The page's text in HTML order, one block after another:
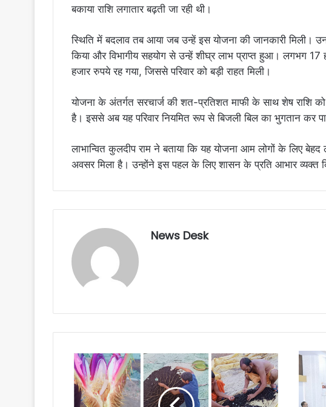
बकाया राशि लगातार बढ़ती जा रही थी।
स्थिति में बदलाव तब आया जब उन्हें इस योजना की जानकारी
किया और विभागीय सहयोग से उन्हें शीघ्र लाभ प्राप्त हुआ। लगभग
हजार रुपये रह गया, जिससे परिवार को बड़ी राहत मिली।
योजना के अंतर्गत सरचार्ज की शत-प्रतिशत माफी के साथ शेष राशि
है। इससे अब यह परिवार नियमित रूप से बिजली बिल का भुगतान कर पा
लाभान्वित कुलदीप राम ने बताया कि यह योजना आम लोगों के लिए
अवसर मिला है। उन्होंने इस पहल के लिए शासन के प्रति आभार व्यक्त
News Desk